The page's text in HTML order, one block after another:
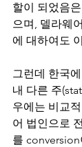
할이 되었음
으며, 델라웨
에 대하여도
그런데 한국
내 다른 주
우에는 비교
어 법인으로
를